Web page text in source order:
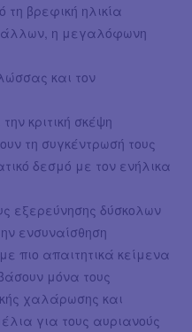
βρεφική ηλικία
άλλων, η μεγαλόφωνη
και τον
κριτική σκέψη
τη συγκέντρωσή τους
δεσμό με τον ενήλικα
εξερεύνησης δύσκολων
ενσυναίσθηση
πιο απαιτητικά κείμενα
μόνα τους
χαλάρωσης και
για τους αυριανούς